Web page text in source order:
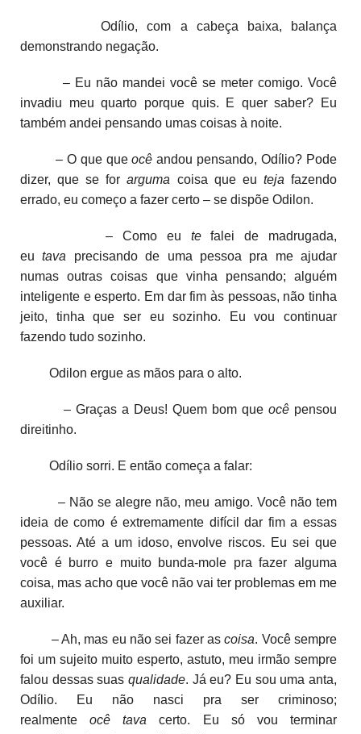
Odílio, com a cabeça baixa, balança
demonstrando negação.
– Eu não mandei você se meter comigo. Você
invadiu meu quarto porque quis. E quer saber? Eu
também andei pensando umas coisas à noite.
– O que queocê andou pensando, Odílio? Pode
dizer, que se forarguma coisa que eu teja fazendo
errado, eu começo a fazer certo – se dispõe Odilon.
– Como eu tefalei de madrugada,
eutava precisando de uma pessoa pra me ajudar
numas outras coisas que vinha pensando; alguém
inteligente e esperto. Em dar fim às pessoas, não tinha
jeito, tinha que ser eu sozinho. Eu vou continuar
fazendo tudo sozinho.
Odilon ergue as mãos para o alto.
– Graças a Deus! Quem bom que ocê pensou
direitinho.
Odílio sorri. E então começa a falar:
– Não se alegre não, meu amigo. Você não tem
ideia de como é extremamente difícil dar fim a essas
pessoas. Até a um idoso, envolve riscos. Eu sei que
você é burro e muito bunda-mole pra fazer alguma
coisa, mas acho que você não vai ter problemas em me
auxiliar.
– Ah, mas eu não sei fazer ascoisa. Você sempre
foi um sujeito muito esperto, astuto, meu irmão sempre
falou dessas suas qualidade. Já eu? Eu sou uma anta,
Odílio. Eu não nasci pra ser criminoso;
realmenteocê tava certo. Eu só vou terminar